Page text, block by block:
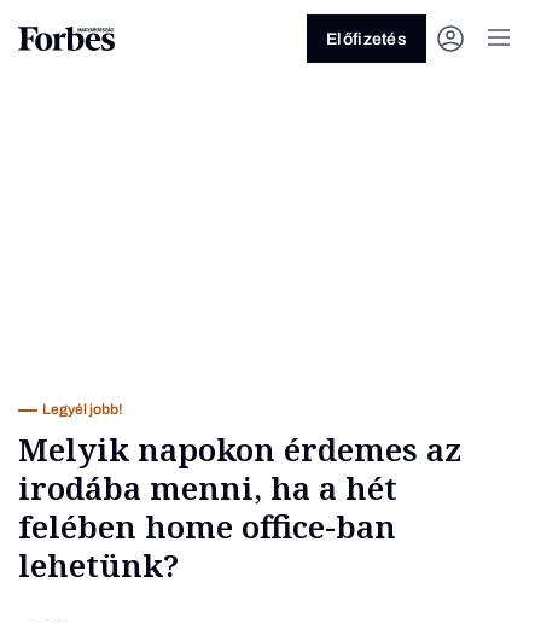
Üzlet
Előfizetés
Legyél jobb!
Melyik napokon érdemes az
irodába menni, ha a hét
felében home office-ban
lehetünk?